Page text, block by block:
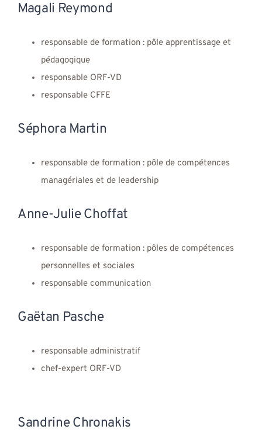
Magali Reymond
responsable de formation : pôle apprentissage et
pédagogique
responsable ORF-VD
responsable CFFE
Séphora Martin
responsable de formation : pôle de compétences
managériales et de leadership
Anne-Julie Choffat
responsable de formation : pôles de compétences
personnelles et sociales
responsable communication
Gaëtan Pasche
responsable administratif
chef-expert ORF-VD
Sandrine Chronakis